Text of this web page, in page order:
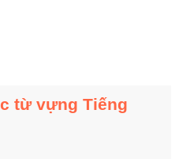
từ vựng Tiếng